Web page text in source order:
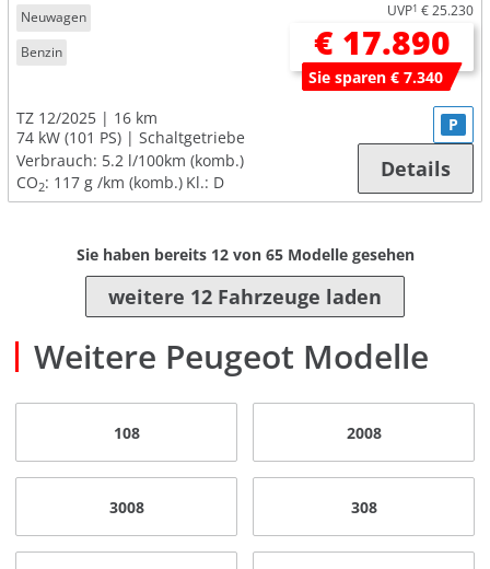
Neuwagen
Benzin
UVP1 € 25.230
€ 17.890
Sie sparen € 7.340
TZ 12/2025
16 km
74 kW (101 PS)
Schaltgetriebe
Verbrauch: 5.2 l/100km (komb.)
CO2: 117 g /km (komb.) Kl.: D
P
Details
Sie haben bereits 12von 65Modelle gesehen
weitere 12 Fahrzeuge laden
Weitere Peugeot Modelle
108 2008
3008 308